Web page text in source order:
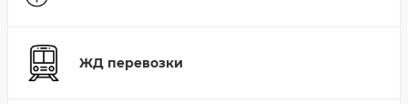
ЖД перевозки